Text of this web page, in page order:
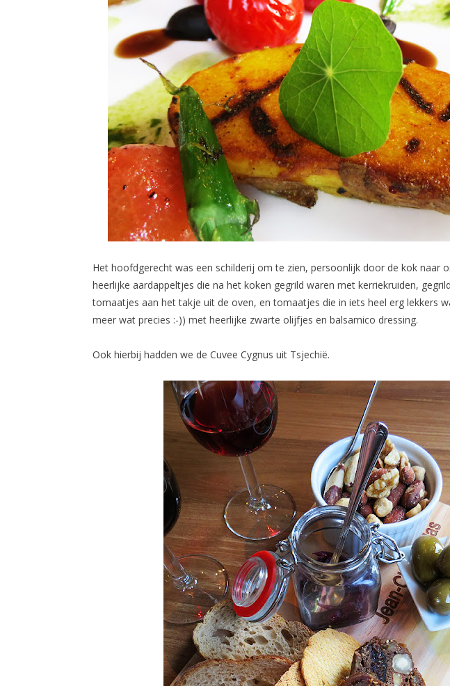
Het hoofdgerecht was een schilderij om te zien, persoonlijk door de kok naar
heerlijke aardappeltjes die na het koken gegrild waren met kerriekruiden,
tomaatjes aan het takje uit de oven, en tomaatjes die in iets heel erg lekkers
meer wat precies :-)) met heerlijke zwarte olijfjes en balsamico dressing.
Ook hierbij hadden we de Cuvee Cygnus uit Tsjechië.